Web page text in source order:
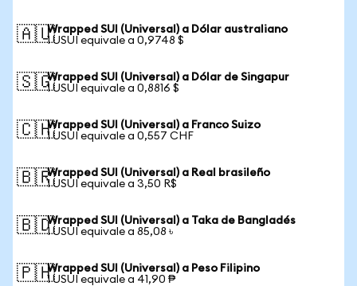
🇦🇺Wrapped SUI (Universal) a Dólar australiano
1 USUI equivale a 0,9748 $
🇸🇬Wrapped SUI (Universal) a Dólar de Singapur
1 USUI equivale a 0,8816 $
🇨🇭Wrapped SUI (Universal) a Franco Suizo
1 USUI equivale a 0,557 CHF
🇧🇷Wrapped SUI (Universal) a Real brasileño
1 USUI equivale a 3,50 R$
🇧🇩Wrapped SUI (Universal) a Taka de Bangladés
1 USUI equivale a 85,08 ৳
🇵🇭Wrapped SUI (Universal) a Peso Filipino
1 USUI equivale a 41,90 ₱